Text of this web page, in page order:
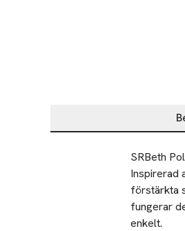
Beskrivning
SRBeth
Inspirerad
förstärkta
fungerar
enkelt.